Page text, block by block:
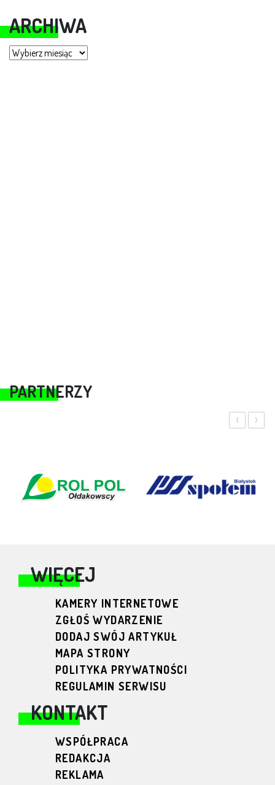
ARCHIWA
Archiwa
PARTNERZY
‹ ›
WIĘCEJ
KAMERY INTERNETOWE
ZGŁOŚ WYDARZENIE
DODAJ SWÓJ ARTYKUŁ
MAPA STRONY
POLITYKA PRYWATNOŚCI
REGULAMIN SERWISU
KONTAKT
WSPÓŁPRACA
REDAKCJA
REKLAMA